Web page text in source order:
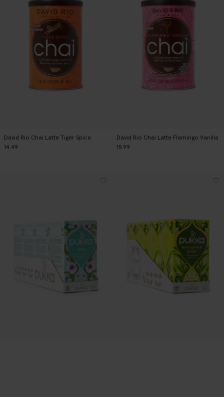
David Rio Chai Latte Tiger Spice
14.49
David Rio Chai Latte Flamingo Vanilla
15.99